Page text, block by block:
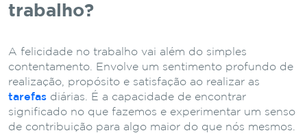
trabalho?
A felicidade no trabalho vai além do simples
contentamento. Envolve um sentimento profundo de
realização, propósito e satisfação ao realizar as
tarefas diárias. É a capacidade de encontrar
significado no que fazemos e experimentar um senso
de contribuição para algo maior do que nós mesmos.